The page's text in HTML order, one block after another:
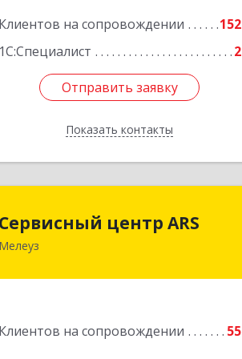
Клиентов на сопровождении
152
1С:Специалист
2
Отправить заявку
Показать контакты
Подробнее
Отправить заявку
Назад
Сервисный центр ARS
Мелеуз
Клиентов на сопровождении 55
Сервисный центр ARS